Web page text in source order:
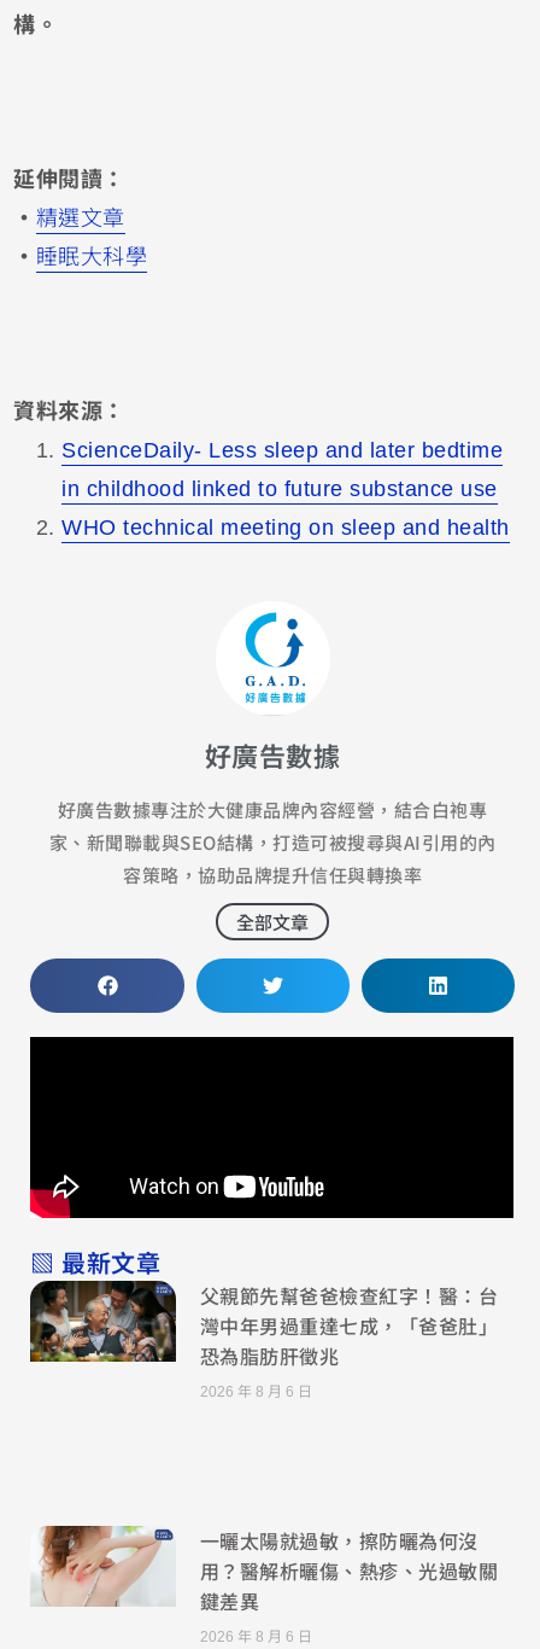
構。
延伸閱讀：
・ 精選文章
・ 睡眠大科學
資料來源：
ScienceDaily- Less sleep and later bedtime
in childhood linked to future substance use
WHO technical meeting on sleep and health
好廣告數據
好廣告數據專注於大健康品牌內容經營，結合白袍專
家、新聞聯載與SEO結構，打造可被搜尋與AI引用的內
容策略，協助品牌提升信任與轉換率
全部文章
▧ 最新文章
父親節先幫爸爸檢查紅字！醫：台
灣中年男過重達七成，「爸爸肚」
恐為脂肪肝徵兆
2026 年 8 月 6 日
一曬太陽就過敏，擦防曬為何沒
用？醫解析曬傷、熱疹、光過敏關
鍵差異
2026 年 8 月 6 日